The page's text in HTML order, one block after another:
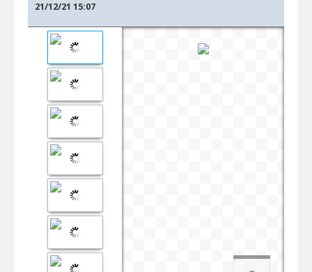
21/12/21 15:07